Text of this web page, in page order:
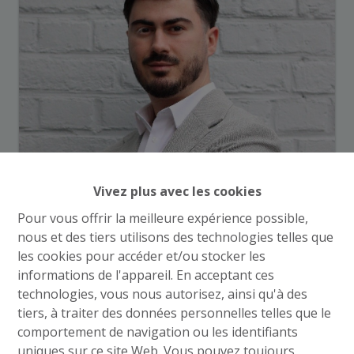
Vivez plus avec les cookies
Pour vous offrir la meilleure expérience possible,
nous et des tiers utilisons des technologies telles que
les cookies pour accéder et/ou stocker les
informations de l'appareil. En acceptant ces
technologies, vous nous autorisez, ainsi qu'à des
tiers, à traiter des données personnelles telles que le
comportement de navigation ou les identifiants
uniques sur ce site Web. Vous pouvez toujours